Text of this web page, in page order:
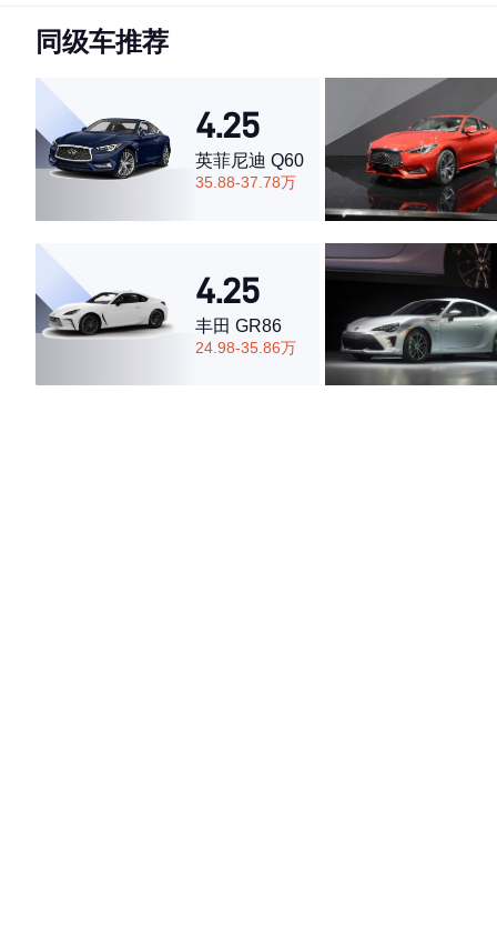
4.2
·外观表现较为优秀，优于58%同级车
·内饰表现较为优秀，优于96%同级车
·空间表现一般，低于66%同级车
同级车推荐
4.25
英菲尼迪 Q60
35.88-37.78万
4.25
丰田 GR86
24.98-35.86万